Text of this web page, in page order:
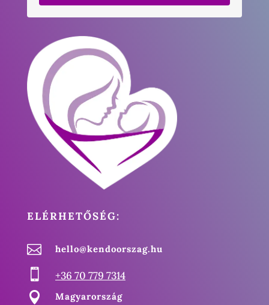
ELÉRHETŐSÉG:
 hello@kendoorszag.hu
 +36 70 779 7314
 Magyarország